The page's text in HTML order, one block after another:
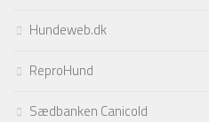
Hundeweb.dk
ReproHund
Sædbanken Canicold